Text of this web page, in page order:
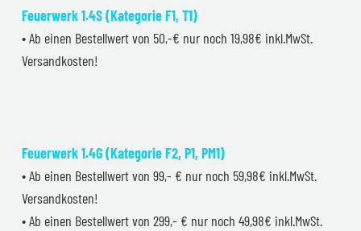
Feuerwerk 1.4S (Kategorie F1, T1)
• Ab einen Bestellwert von 50,-€ nur noch 19,98€ inkl.MwSt.
Versandkosten!
Feuerwerk 1.4G (Kategorie F2, P1, PM1)
• Ab einen Bestellwert von 99,- € nur noch 59,98€ inkl.MwSt.
Versandkosten!
• Ab einen Bestellwert von 299,- € nur noch 49,98€ inkl.MwSt.